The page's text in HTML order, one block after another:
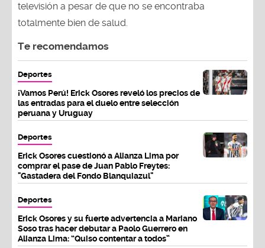
televisión a pesar de que no se encontraba
totalmente bien de salud.
Te recomendamos
Deportes
¡Vamos Perú! Erick Osores reveló los precios de
las entradas para el duelo entre selección
peruana y Uruguay
Deportes
Erick Osores cuestionó a Alianza Lima por
comprar el pase de Juan Pablo Freytes:
"Gastadera del Fondo Blanquiazul"
Deportes
Erick Osores y su fuerte advertencia a Mariano
Soso tras hacer debutar a Paolo Guerrero en
Alianza Lima: “Quiso contentar a todos”